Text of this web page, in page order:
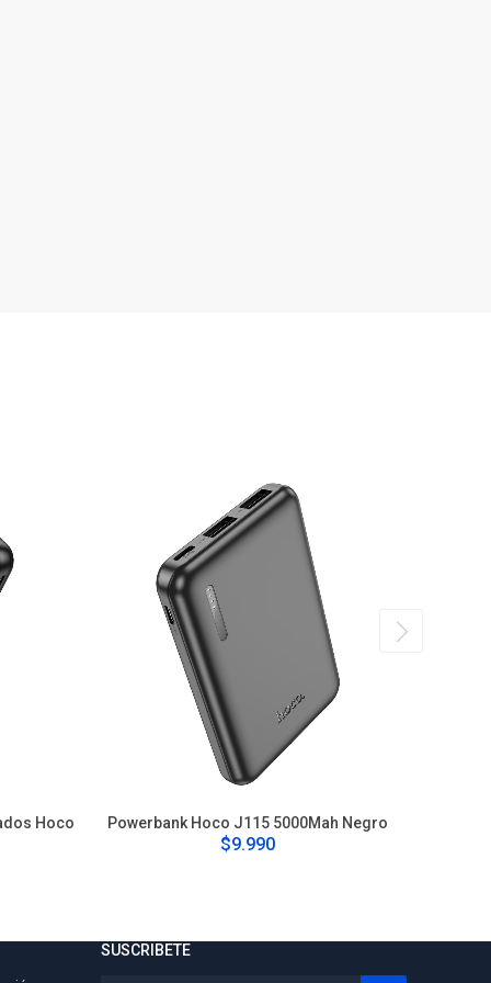
Hoco
Powerbank Hoco J115 5000Mah Negro
$9.990
SUSCRIBETE